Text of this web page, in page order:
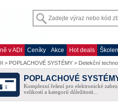
v ADI Ceníky Akce Hot deals
> POPLACHOVÉ SYSTÉMY > Detekční
POPLACHOVÉ
Komplexní řešení pro elektronické
velikostí a kategorií důležitosti...